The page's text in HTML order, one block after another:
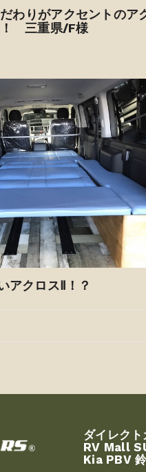
わりがアクセントのア
三重県/F様
アクロスⅡ！？
ダイレク
RV Mall
Kia PBV